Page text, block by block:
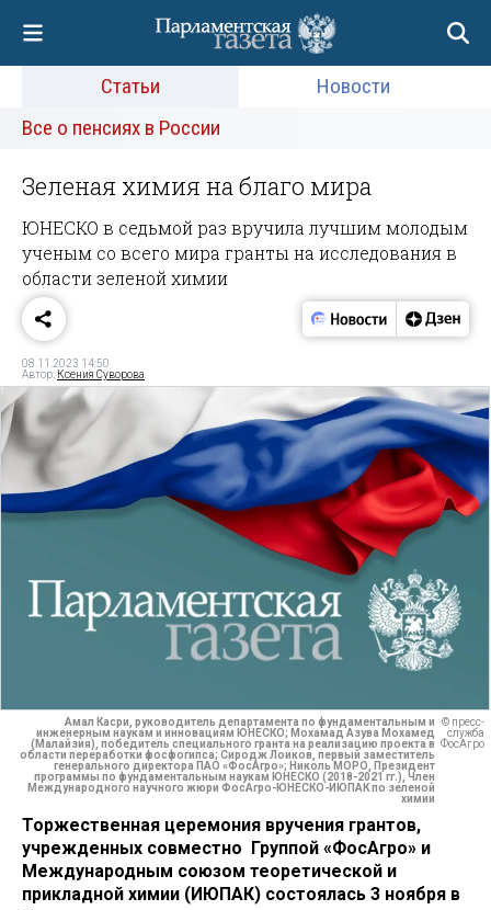
Статьи
Новости
Все о пенсиях в России
Зеленая химия на благо мира
ЮНЕСКО в седьмой раз вручила лучшим моло­дым
ученым со всего мира гранты на иссле­дования в
области зеленой химии
08.11.2023 14:50
Автор: Ксения Суворова
Амал Касри, руководитель департамента по фундаментальным и
инженерным наукам и инновациям ЮНЕСКО; Мохамад Азува Мохамед
(Малайзия), победитель специального гранта на реализацию проекта в
области переработки фосфогипса; Сиродж Лоиков, первый заместитель
генерального директора ПАО «ФосАгро»; Николь МОРО, Президент
программы по фундаментальным наукам ЮНЕСКО (2018-2021 гг.), Член
Международного научного жюри ФосАгро-ЮНЕСКО-ИЮПАК по зеленой
химии
© пресс-
служба
ФосАгро
Торжественная церемония вручения грантов,
учрежденных совместно ​ Группой «ФосАгро» и
Международным союзом теоретической и
прикладной химии (ИЮПАК) состоялась 3 ноября в